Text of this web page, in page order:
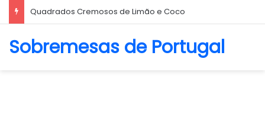
Biscoito Amanteigado
Sobremesas de Portugal